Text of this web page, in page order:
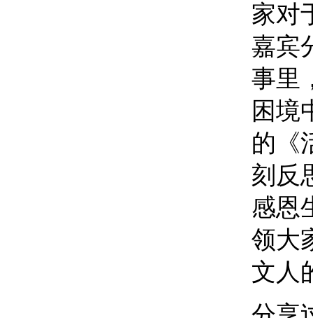
家对
嘉宾
事里
困境
的《
刻反
感恩
领大
文人